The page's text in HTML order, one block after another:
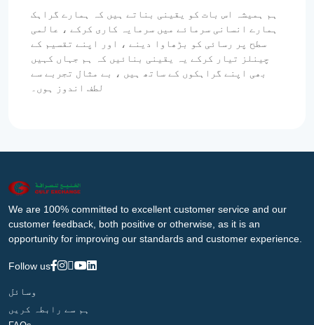
ہم ہمیشہ اس بات کو یقینی بناتے ہیں کہ ہمارے گراہک
ہمارے انسانی سرمائے میں سرمایہ کاری کرکے ، عالمی
سطح پر رسائی کو بڑھاوا دینے ، اور اپنے تقسیم کے
چینلز تیار کرکے یہ یقینی بنائیں کہ ہم جہاں کہیں
بھی اپنے گراہکوں کے ساتھ ہیں ، بے مثال تجربے سے
لطف اندوز ہوں۔
We are 100% committed to excellent customer service and our
customer feedback, both positive or otherwise, as it is an
opportunity for improving our standards and customer experience.
Follow us
وسائل
ہم سے رابطہ کریں